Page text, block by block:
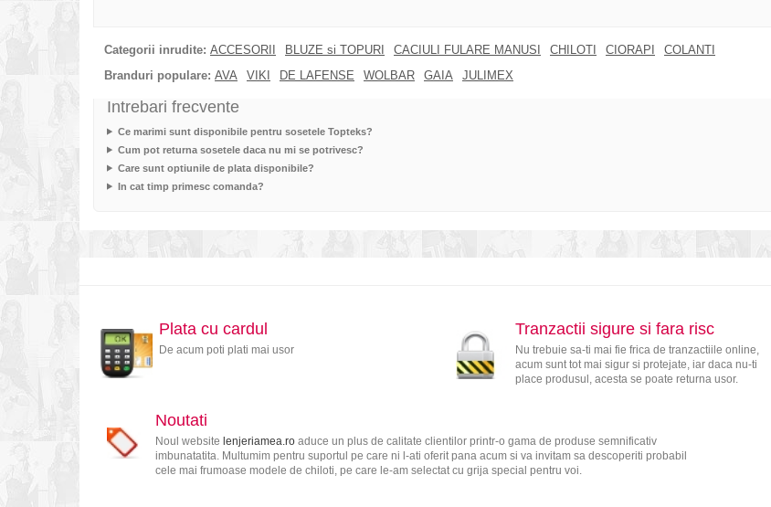
Categorii inrudite: ACCESORII BLUZE si TOPURI CACIULI FULARE MANUSI CHILOTI CIORAPI
COLANTI
Branduri populare: AVA VIKI DE LAFENSE WOLBAR GAIA JULIMEX
Intrebari frecvente
Ce marimi sunt disponibile pentru sosetele Topteks?
Cum pot returna sosetele daca nu mi se potrivesc?
Care sunt optiunile de plata disponibile?
In cat timp primesc comanda?
Plata cu cardul
De acum poti plati mai usor
Tranzactii sigure si fara risc
Nu trebuie sa-ti mai fie frica de tranzactiile online,
acum sunt tot mai sigur si protejate, iar daca nu-ti
place produsul, acesta se poate returna usor.
Noutati
Noul website lenjeriamea.roaduce un plus de calitate clientilor printr-o gama de produse semnificativ
imbunatatita. Multumim pentru suportul pe care ni l-ati oferit pana acum si va invitam sa descoperiti probabil
cele mai frumoase modele de chiloti, pe care le-am selectat cu grija special pentru voi.